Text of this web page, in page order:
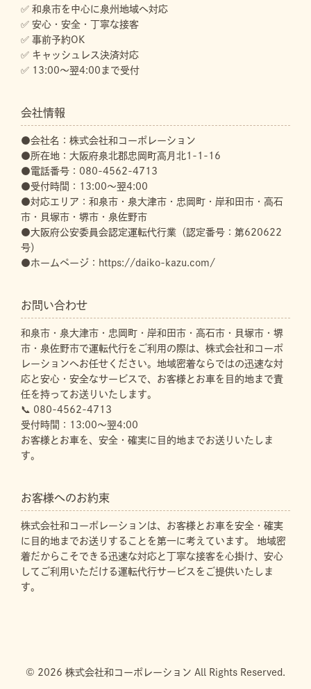
✅ 和泉市を中心に泉州地域へ対応
✅ 安心・安全・丁寧な接客
✅ 事前予約OK
✅ キャッシュレス決済対応
✅ 13:00～翌4:00まで受付
会社情報
●会社名：株式会社和コーポレーション
●所在地：大阪府泉北郡忠岡町高月北1-1-16
●電話番号：080-4562-4713
●受付時間：13:00～翌4:00
●対応エリア：和泉市・泉大津市・忠岡町・岸和田市・高石
市・貝塚市・堺市・泉佐野市
●大阪府公安委員会認定運転代行業（認定番号：第620622
号）
●ホームページ：https://daiko-kazu.com/
お問い合わせ
和泉市・泉大津市・忠岡町・岸和田市・高石市・貝塚市・堺
市・泉佐野市で運転代行をご利用の際は、株式会社和コーポ
レーションへお任せください。地域密着ならではの迅速な対
応と安心・安全なサービスで、お客様とお車を目的地まで責
任を持ってお送りいたします。
📞 080-4562-4713
受付時間：13:00～翌4:00
お客様とお車を、安全・確実に目的地までお送りいたしま
す。
お客様へのお約束
株式会社和コーポレーションは、お客様とお車を安全・確実
に目的地までお送りすることを第一に考えています。 地域密
着だからこそできる迅速な対応と丁寧な接客を心掛け、安心
してご利用いただける運転代行サービスをご提供いたしま
す。
© 2026 株式会社和コーポレーション All Rights Reserved.